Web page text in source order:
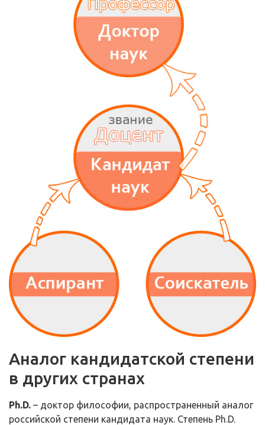
Аналог кандидатской степени
в других странах
Ph.D. – доктор философии, распространенный аналог
российской степени кандидата наук. Степень Ph.D.